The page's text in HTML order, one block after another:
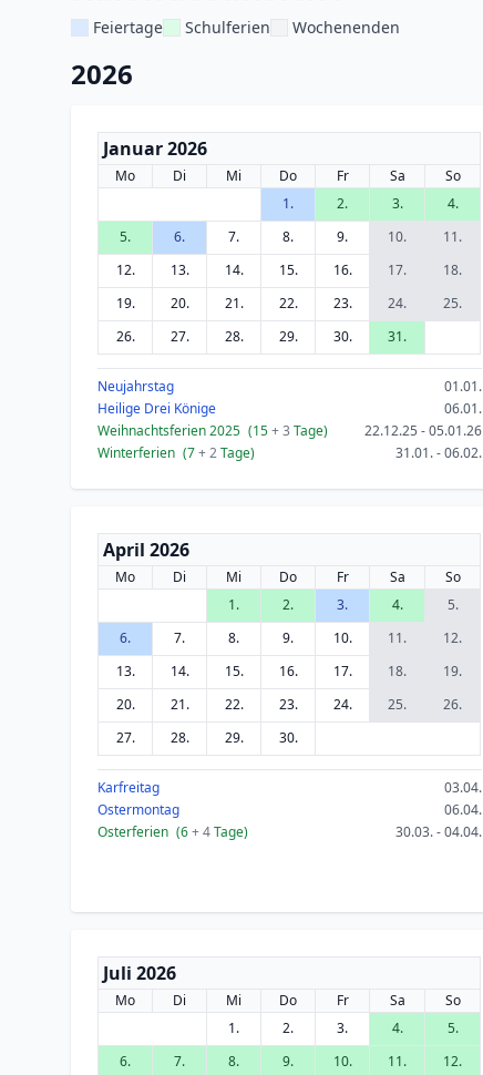
Feiertage Schulferien Wochenenden
2026
Januar 2026
Mo Di Mi Do Fr Sa
So
1.
2. 3.
4.
5.
6. 7. 8. 9. 10.
11.
12.
13. 14. 15. 16. 17.
18.
19.
20. 21. 22. 23. 24.
25.
26.
27. 28. 29. 30. 31.
Neujahrstag
01.01.
Heilige Drei Könige
06.01.
Weihnachtsferien 2025 (15+ 3 Tage)
22.12.25 - 05.01.26
Winterferien (7+ 2Tage) 31.01. - 06.02.
April 2026
Mo Di Mi Do Fr Sa
So
1.
2. 3. 4.
5.
6.
7. 8. 9. 10. 11.
12.
13.
14. 15. 16. 17. 18.
19.
20.
21. 22. 23. 24. 25.
26.
27.
28. 29. 30.
Karfreitag
03.04.
Ostermontag
06.04.
Osterferien (6+ 4Tage) 30.03. - 04.04.
Juli 2026
Mo Di Mi Do Fr Sa
So
1.
2. 3. 4.
5.
6.
7. 8. 9. 10. 11.
12.